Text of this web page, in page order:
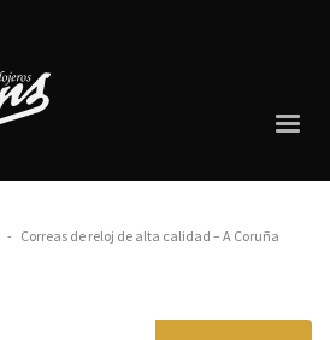
Correas de reloj de alta calidad – A Coruña